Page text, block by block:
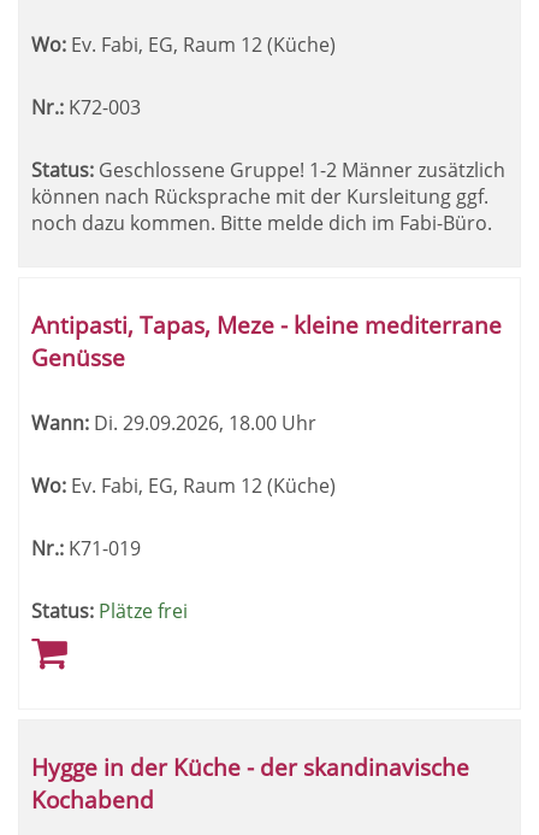
Wo: Ev. Fabi, EG, Raum 12 (Küche)
Nr.: K72-003
Status: Geschlossene Gruppe! 1-2 Männer zusätzlich
können nach Rücksprache mit der Kursleitung ggf.
noch dazu kommen. Bitte melde dich im Fabi-Büro.
Antipasti, Tapas, Meze - kleine mediterrane
Genüsse
Wann: Di. 29.09.2026, 18.00 Uhr
Wo: Ev. Fabi, EG, Raum 12 (Küche)
Nr.: K71-019
Status: Plätze frei
Hygge in der Küche - der skandinavische
Kochabend